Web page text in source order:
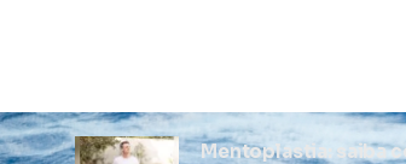
Mentoplastia: saiba